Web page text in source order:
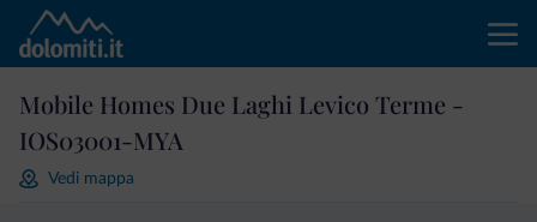
Mobile Homes Due Laghi Levico Terme -
IOS03001-MYA
Vedi mappa